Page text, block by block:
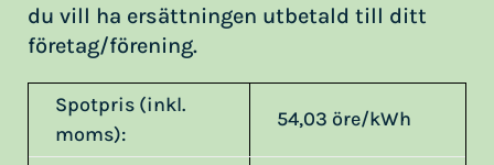
du vill ha ersättningen utbetald till ditt
företag/förening.
Spotpris (inkl.
moms):
54,03 öre/kWh